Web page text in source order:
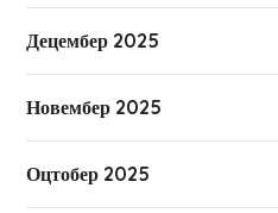
Децембер 2025
Новембер 2025
Оцтобер 2025